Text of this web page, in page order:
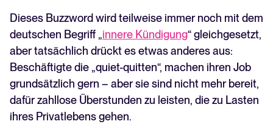
Dieses Buzzword wird teilweise immer noch mit dem
deutschen Begriff „innere Kündigung“ gleichgesetzt,
aber tatsächlich drückt es etwas anderes aus:
Beschäftigte die „quiet-quitten“, machen ihren Job
grundsätzlich gern – aber sie sind nicht mehr bereit,
dafür zahllose Überstunden zu leisten, die zu Lasten
ihres Privatlebens gehen.